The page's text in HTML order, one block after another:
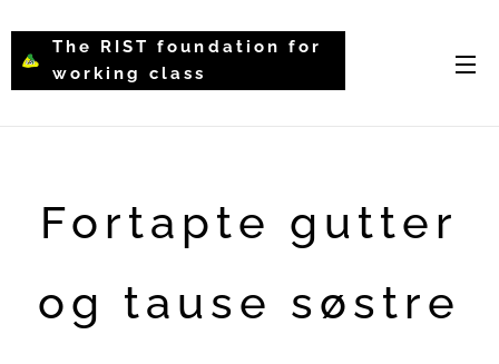
The RIST foundation for
working class
Fortapte gutter
og tause søstre